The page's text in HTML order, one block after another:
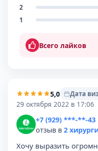
2
1
Всего лайков
5,0
Дата
29 октября 2022 в 17:06
+7 (929) ***-**-43
отзыв в 2
Хочу выразить